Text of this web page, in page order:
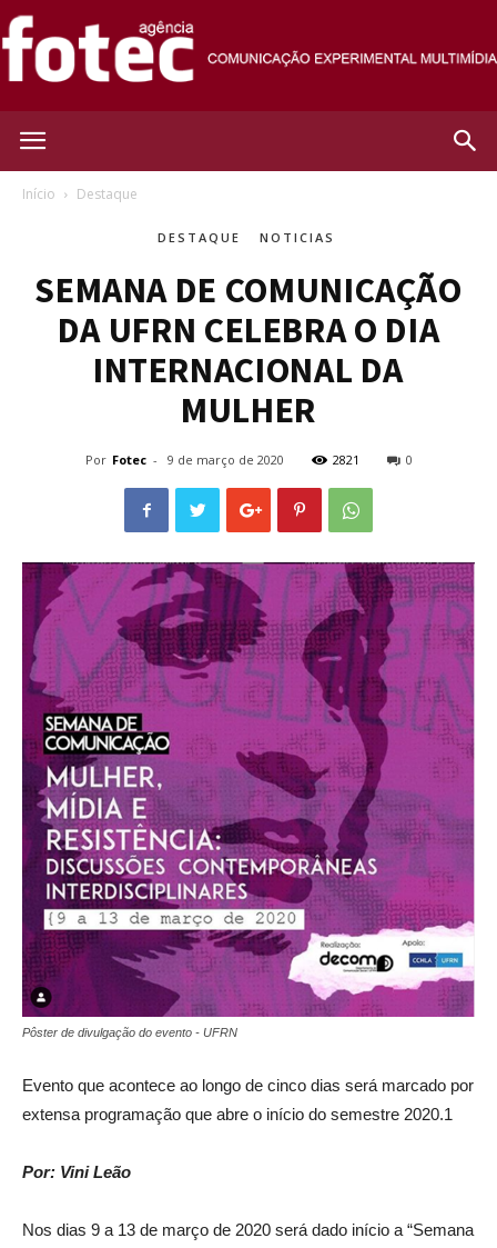
Início Destaque
DESTAQUE NOTICIAS
SEMANA DE COMUNICAÇÃO
DA UFRN CELEBRA O DIA
INTERNACIONAL DA
MULHER
Por Fotec - 9 de março de 2020 2821 0
Pôster de divulgação do evento - UFRN
Evento que acontece ao longo de cinco dias será marcado por
extensa programação que abre o início do semestre 2020.1
Por: Vini Leão
Nos dias 9 a 13 de março de 2020 será dado início a “Semana